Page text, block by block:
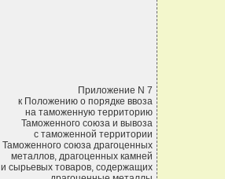
Приложение N 7
к Положению о порядке ввоза
на таможенную территорию
Таможенного союза и вывоза
с таможенной территории
Таможенного союза драгоценных
металлов, драгоценных камней
и сырьевых товаров, содержащих